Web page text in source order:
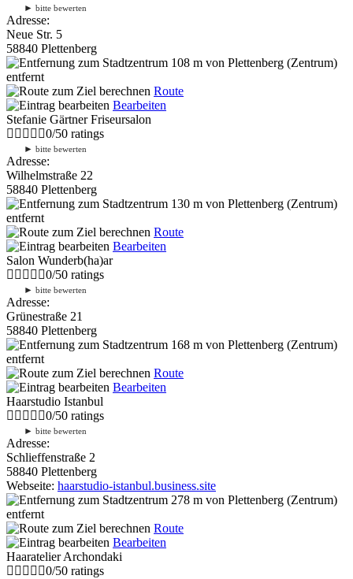
► bitte bewerten
Adresse:
Neue Str. 5
58840 Plettenberg
108 m von Plettenberg (Zentrum)
entfernt
Route
Bearbeiten
Stefanie Gärtner Friseursalon
0/50 ratings
► bitte bewerten
Adresse:
Wilhelmstraße 22
58840 Plettenberg
130 m von Plettenberg (Zentrum)
entfernt
Route
Bearbeiten
Salon Wunderb(ha)ar
0/50 ratings
► bitte bewerten
Adresse:
Grünestraße 21
58840 Plettenberg
168 m von Plettenberg (Zentrum)
entfernt
Route
Bearbeiten
Haarstudio Istanbul
0/50 ratings
► bitte bewerten
Adresse:
Schlieffenstraße 2
58840 Plettenberg
Webseite: haarstudio-istanbul.business.site
278 m von Plettenberg (Zentrum)
entfernt
Route
Bearbeiten
Haaratelier Archondaki
0/50 ratings